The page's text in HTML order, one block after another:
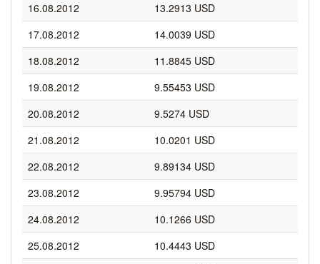
16.08.2012
13.2913 USD
17.08.2012
14.0039 USD
18.08.2012
11.8845 USD
19.08.2012
9.55453 USD
20.08.2012
9.5274 USD
21.08.2012
10.0201 USD
22.08.2012
9.89134 USD
23.08.2012
9.95794 USD
24.08.2012
10.1266 USD
25.08.2012
10.4443 USD